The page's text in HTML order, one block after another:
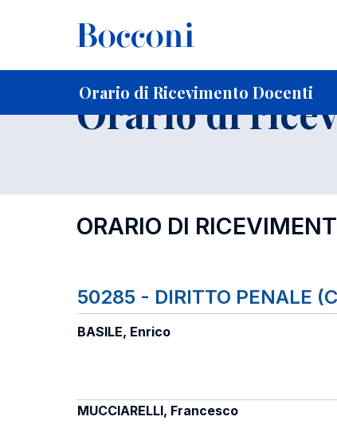
Orario di Ricevimento Docenti
Home Per studenti iscritti
Orario di
ORARIO DI
50285 - DIRITTO PENALE
BASILE, Enrico
MUCCIARELLI, Francesco